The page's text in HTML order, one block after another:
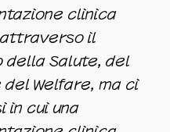
clinica
il
della Salute, del
del Welfare, ma ci
in cui una